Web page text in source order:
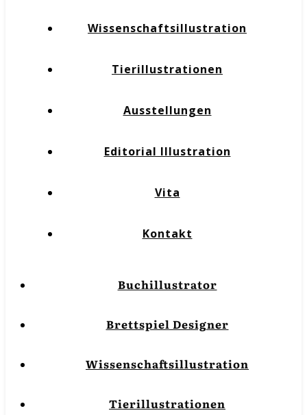
Wissenschaftsillustration
Tierillustrationen
Ausstellungen
Editorial Illustration
Vita
Kontakt
Buchillustrator
Brettspiel Designer
Wissenschaftsillustration
Tierillustrationen